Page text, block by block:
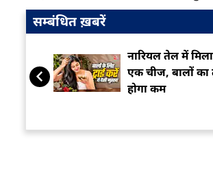
सम्बंधित ख़बरें
नारियल तेल में
एक चीज, बालों का
होगा कम